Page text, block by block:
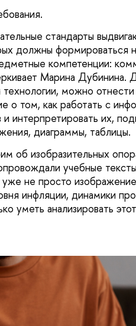
стандарты
должны формироваться
компетенции:
Марина Дубинина.
технологии, можно
о том, как работать с
интерпретировать их,
диаграммы, таблицы.
об изобразительных
учебные
не просто
инфляции, динамики
уметь анализировать